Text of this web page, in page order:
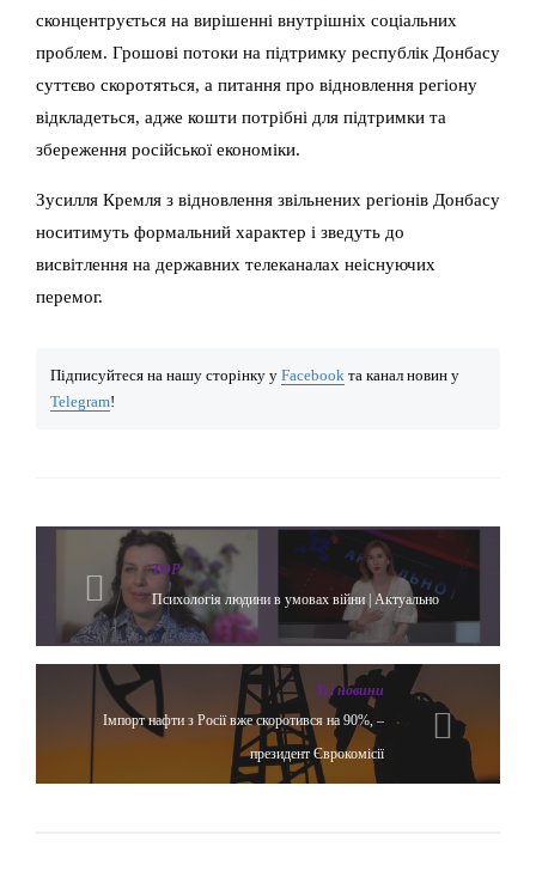
сконцентрується на вирішенні внутрішніх соціальних
проблем. Грошові потоки на підтримку республік Донбасу
суттєво скоротяться, а питання про відновлення регіону
відкладеться, адже кошти потрібні для підтримки та
збереження російської економіки.
Зусилля Кремля з відновлення звільнених регіонів Донбасу
носитимуть формальний характер і зведуть до
висвітлення на державних телеканалах неіснуючих
перемог.
Підписуйтеся на нашу сторінку у Facebook та канал новин у
Telegram!
TOP
Психологія людини в умовах війни | Актуально
Yсі новини
Імпорт нафти з Росії вже скоротився на 90%, –
президент Єврокомісії